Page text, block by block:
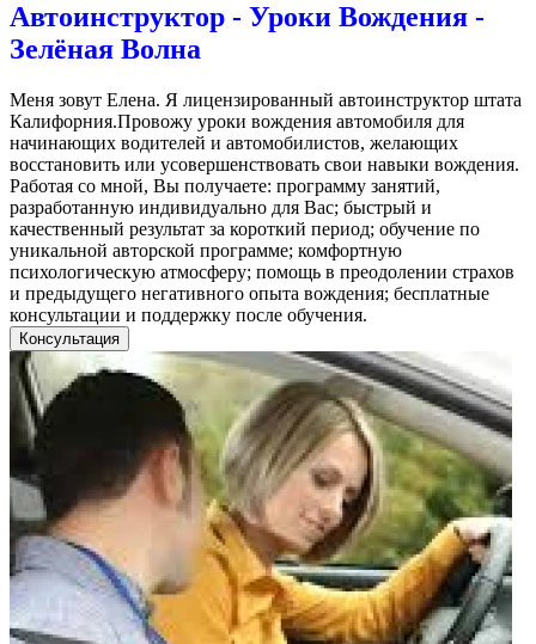
Автоинструктор - Уроки Вождения -
Зелёная Волна
Меня зовут Елена. Я лицензированный автоинструктор штата
Калифорния.Провожу уроки вождения автомобиля для
начинающих водителей и автомобилистов, желающих
восстановить или усовершенствовать свои навыки вождения.
Работая со мной, Вы получаете: программу занятий,
разработанную индивидуально для Вас; быстрый и
качественный результат за короткий период; обучение по
уникальной авторской программе; комфортную
психологическую атмосферу; помощь в преодолении страхов
и предыдущего негативного опыта вождения; бесплатные
консультации и поддержку после обучения.
Консультация